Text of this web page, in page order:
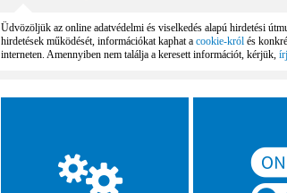
Üdvözöljük az online adatvédelmi és viselkedés alapú hirdetési
hirdetések működését, információkat kaphat a cookie-król és
interneten. Amennyiben nem találja a keresett információt, kérjük,